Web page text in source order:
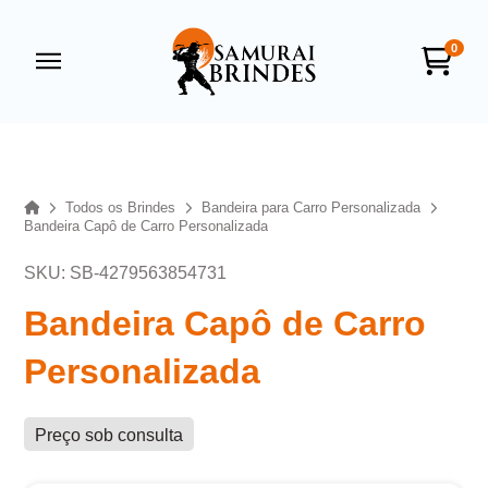
0
HomeTodos os Brindes
Bandeira para Carro Personalizada
Bandeira Capô de Carro Personalizada
SKU: SB-4279563854731
Bandeira Capô de Carro
Personalizada
Preço sob consulta
+55